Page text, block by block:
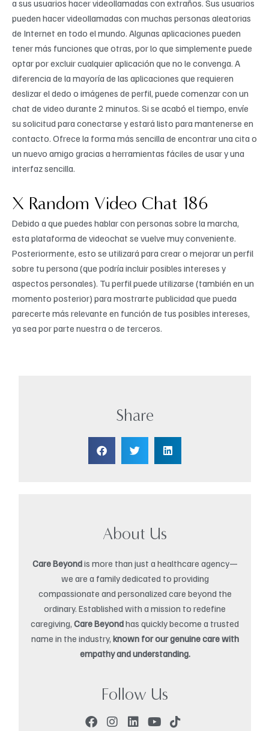
a sus usuarios hacer videollamadas con extraños. Sus usuarios
pueden hacer videollamadas con muchas personas aleatorias
de Internet en todo el mundo. Algunas aplicaciones pueden
tener más funciones que otras, por lo que simplemente puede
optar por excluir cualquier aplicación que no le convenga. A
diferencia de la mayoría de las aplicaciones que requieren
deslizar el dedo o imágenes de perfil, puede comenzar con un
chat de video durante 2 minutos. Si se acabó el tiempo, envíe
su solicitud para conectarse y estará listo para mantenerse en
contacto. Ofrece la forma más sencilla de encontrar una cita o
un nuevo amigo gracias a herramientas fáciles de usar y una
interfaz sencilla.
X Random Video Chat 186
Debido a que puedes hablar con personas sobre la marcha,
esta plataforma de videochat se vuelve muy conveniente.
Posteriormente, esto se utilizará para crear o mejorar un perfil
sobre tu persona (que podría incluir posibles intereses y
aspectos personales). Tu perfil puede utilizarse (también en un
momento posterior) para mostrarte publicidad que pueda
parecerte más relevante en función de tus posibles intereses,
ya sea por parte nuestra o de terceros.
Share
About Us
Care Beyondis more than just a healthcare agency—
we are a family dedicated to providing
compassionate and personalized care beyond the
ordinary. Established with a mission to redefine
caregiving, Care Beyondhas quickly become a trusted
name in the industry, known for our genuine care with
empathy and understanding.
Follow Us